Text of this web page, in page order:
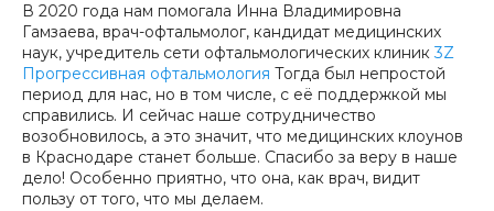
В 2020 года нам помогала Инна Владимировна
Гамзаева, врач-офтальмолог, кандидат медицинских
наук, учредитель сети офтальмологических клиник3Z
Прогрессивная офтальмология Тогда был непростой
период для нас, но в том числе, с её поддержкой мы
справились. И сейчас наше сотрудничество
возобновилось, а это значит, что медицинских клоунов
в Краснодаре станет больше. Спасибо за веру в наше
дело! Особенно приятно, что она, как врач, видит
пользу от того, что мы делаем.